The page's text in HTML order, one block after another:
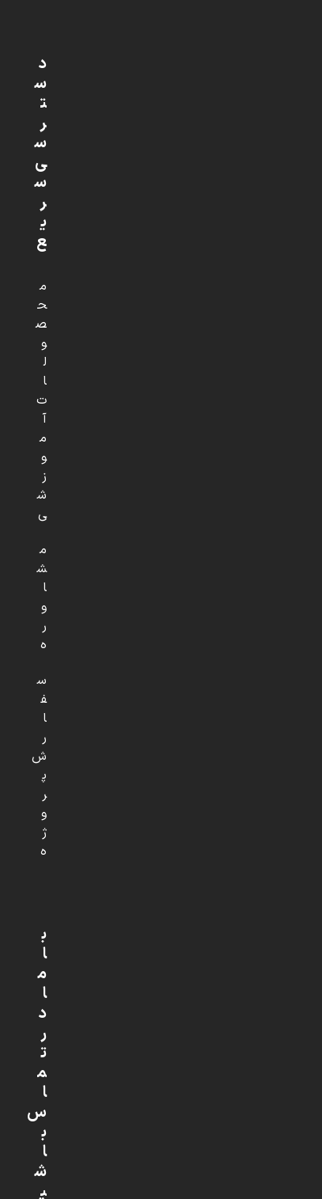
د
س
ت
ر
س
ی
س
ر
ی
ع
م
ح
ص
و
ل
ا
ت
آ
م
و
ز
ش
ی
م
ش
ا
و
ر
ه
س
ف
ا
ر
ش
پ
ر
و
ژ
ه
ب
ا
م
ا
د
ر
ت
م
ا
س
ب
ا
ش
ی